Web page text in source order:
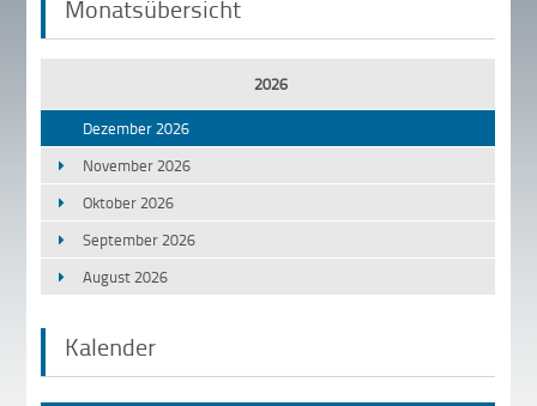
Monatsübersicht
2026
Dezember 2026
November 2026
Oktober 2026
September 2026
August 2026
Kalender